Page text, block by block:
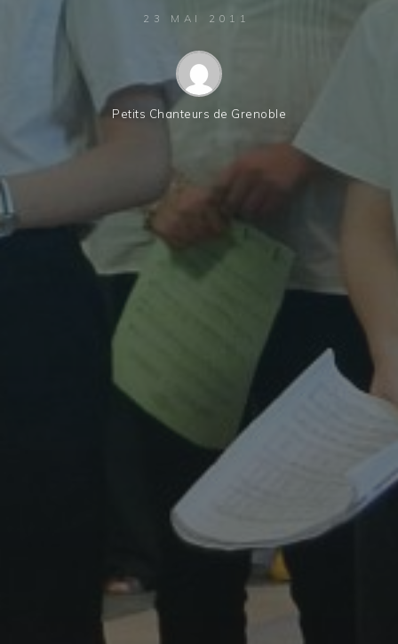
23 MAI 2011
Petits Chanteurs de Grenoble